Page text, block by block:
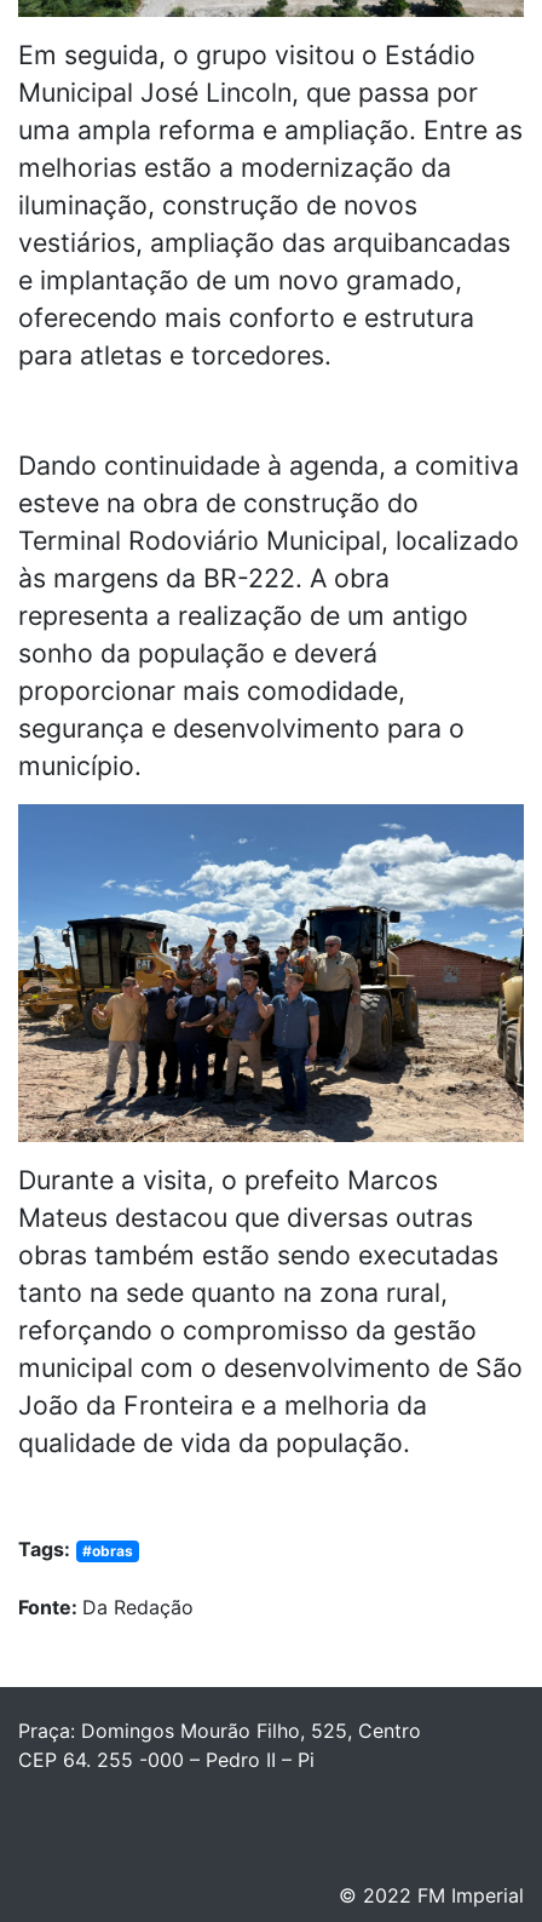
Em seguida, o grupo visitou o Estádio
Municipal José Lincoln, que passa por
uma ampla reforma e ampliação. Entre as
melhorias estão a modernização da
iluminação, construção de novos
vestiários, ampliação das arquibancadas
e implantação de um novo gramado,
oferecendo mais conforto e estrutura
para atletas e torcedores.
Dando continuidade à agenda, a comitiva
esteve na obra de construção do
Terminal Rodoviário Municipal, localizado
às margens da BR-222. A obra
representa a realização de um antigo
sonho da população e deverá
proporcionar mais comodidade,
segurança e desenvolvimento para o
município.
Durante a visita, o prefeito Marcos
Mateus destacou que diversas outras
obras também estão sendo executadas
tanto na sede quanto na zona rural,
reforçando o compromisso da gestão
municipal com o desenvolvimento de São
João da Fronteira e a melhoria da
qualidade de vida da população.
Tags: #obras
Fonte: Da Redação
Praça: Domingos Mourão Filho, 525, Centro
CEP 64. 255 -000 – Pedro II – Pi
© 2022 FM Imperial